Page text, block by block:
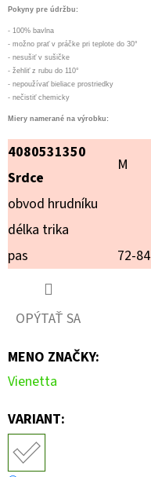
Pokyny pre údržbu:
- 100% bavlna
- možno prať v práčke pri teplote do 30°
- nesušiť v sušičke
- žehliť z rubu do 110°
- nepoužívať bieliace prostriedky
- nečistiť chemicky
Miery namerané na výrobku:
4080531350
Srdce
M
obvod hrudníku
délka trika
pas
72-84
OPÝTAŤ SA
MENO ZNAČKY:
Vienetta
VARIANT:
RAMIENKA
ZUZANA
€12,90